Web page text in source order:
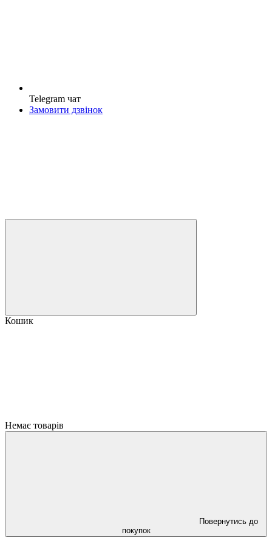
Telegram чат
Замовити дзвінок
Кошик
Немає товарів
Повернутись до
покупок